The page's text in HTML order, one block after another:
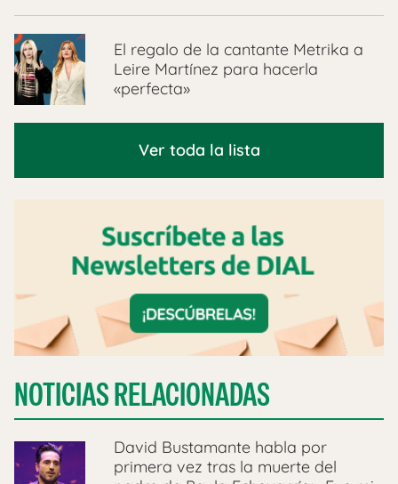
El regalo de la cantante Metrika a
Leire Martínez para hacerla
«perfecta»
Ver toda la lista
NOTICIAS RELACIONADAS
David Bustamante habla por
primera vez tras la muerte del